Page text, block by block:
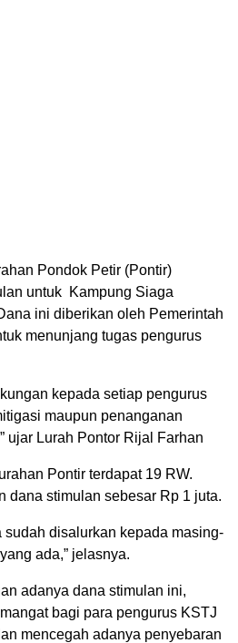
Pondok Petir (Pontir)
untuk Kampung Siaga
ini diberikan oleh Pemerintah
menunjang tugas pengurus
kepada setiap pengurus
maupun penanganan
ujar Lurah Pontor Rijal Farhan
Pontir terdapat 19 RW.
dana stimulan sebesar Rp 1 juta.
sudah disalurkan kepada masing-
ada,” jelasnya.
adanya dana stimulan ini,
bagi para pengurus KSTJ
mencegah adanya penyebaran